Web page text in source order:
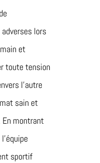
lors
et
toute tension
l’autre
sain et
En montrant
sportif